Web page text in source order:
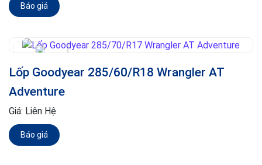
Báo giá
Lốp Goodyear 285/60/R18 Wrangler AT
Adventure
Giá: Liên Hệ
Báo giá